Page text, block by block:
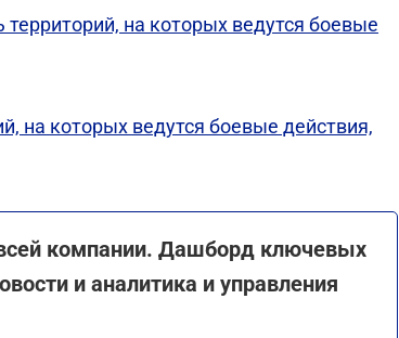
территорий, на которых ведутся боевые
на которых ведутся боевые действия,
компании. Дашборд ключевых
и аналитика и управления